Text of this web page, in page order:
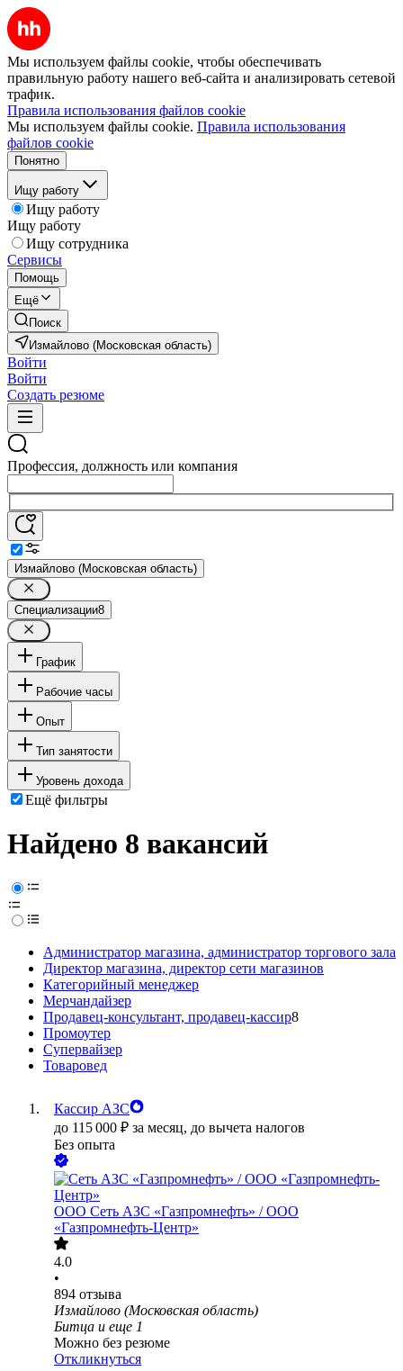
Мы используем файлы cookie, чтобы обеспечивать
правильную работу нашего веб-сайта и анализировать сетевой
трафик.
Правила использования файлов cookie
Мы используем файлы cookie. Правила использования
файлов cookie
Понятно
Ищу работу
Ищу работу
Ищу работу
Ищу сотрудника
Сервисы
Помощь
Ещё
Поиск
Измайлово (Московская область)
Войти
Войти
Создать резюме
Профессия, должность или компания
Измайлово (Московская область)
Специализации8
График
Рабочие часы
Опыт
Тип занятости
Уровень дохода
Ещё фильтры
Найдено 8 вакансий
Администратор магазина, администратор торгового зала
Директор магазина, директор сети магазинов
Категорийный менеджер
Мерчандайзер
Продавец-консультант, продавец-кассир8
Промоутер
Супервайзер
Товаровед
Кассир АЗС
до 115 000 ₽ за месяц, до вычета налогов
Без опыта
ООО Сеть АЗС «Газпромнефть» / ООО
«Газпромнефть-Центр»
4.0
•
894 отзыва
Измайлово (Московская область)
Битца и еще 1
Можно без резюме
Откликнуться